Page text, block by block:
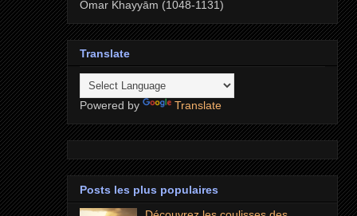
Omar Khayyām (1048-1131)
Translate
Powered by Translate
Posts les plus populaires